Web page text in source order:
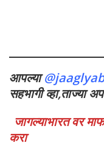
आपल्या
सहभागी व्हा,ताज्या
जागल्याभारत वर
करा